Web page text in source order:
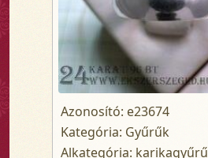
Azonosító: e23674
Kategória: Gyűrűk
Alkategória: karikagyűrű